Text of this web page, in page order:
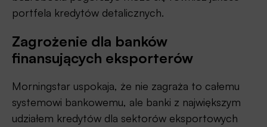
portfela kredytów detalicznych.
Zagrożenie dla banków
finansujących eksporterów
Morningstar uspokaja, że nie zagraża to całemu
systemowi bankowemu, ale banki z największym
udziałem kredytów dla sektorów eksportowych